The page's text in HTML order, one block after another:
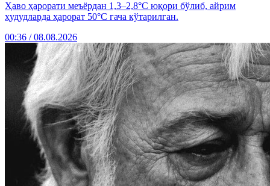
Ҳаво ҳарорати меъёрдан 1,3–2,8°C юқори бўлиб, айрим
ҳудудларда ҳарорат 50°C гача кўтарилган.
00:36 / 08.08.2026